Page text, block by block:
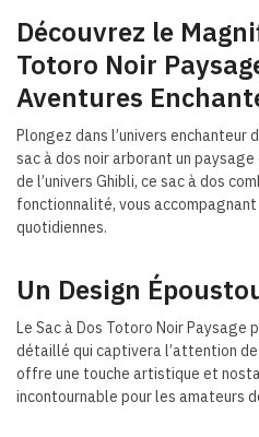
Découvrez le
Totoro Noir
Aventures
Plongez dans l’univers enchanteur
sac à dos noir arborant un
de l’univers Ghibli, ce sac à dos
fonctionnalité, vous
quotidiennes.
Un Design
Le Sac à Dos Totoro Noir Paysage
détaillé qui captivera l’attention
offre une touche artistique et
incontournable pour les amateurs